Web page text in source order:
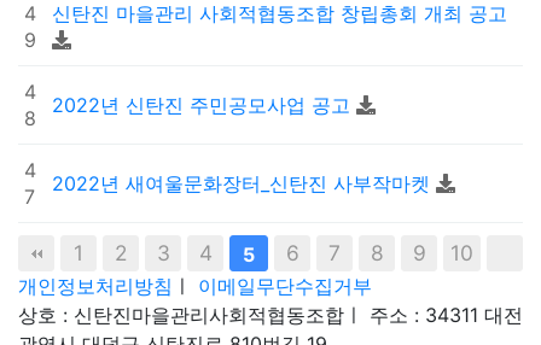
4
9
신탄진 마을관리 사회적협동조합 창립총회 개최 공고
4
8
2022년 신탄진 주민공모사업 공고
4
7
2022년 새여울문화장터_신탄진 사부작마켓
1 2 3 4 5 6 7 8 9 10
개인정보처리방침 ㅣ
이메일무단수집거부
상호 : 신탄진마을관리사회적협동조합 ㅣ
주소 : 34311 대전